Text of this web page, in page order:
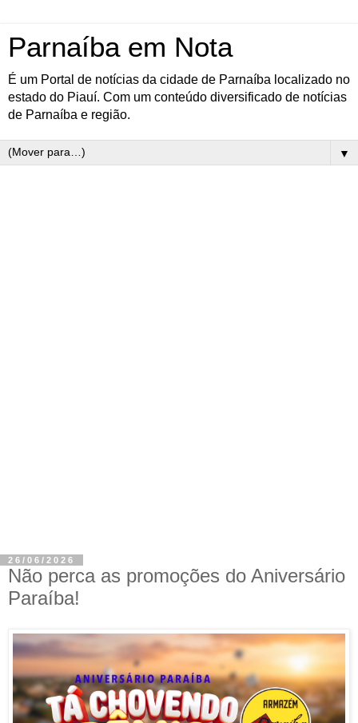
Parnaíba em Nota
É um Portal de notícias da cidade de Parnaíba localizado no
estado do Piauí. Com um conteúdo diversificado de notícias
de Parnaíba e região.
▼
26/06/2026
Não perca as promoções do Aniversário
Paraíba!